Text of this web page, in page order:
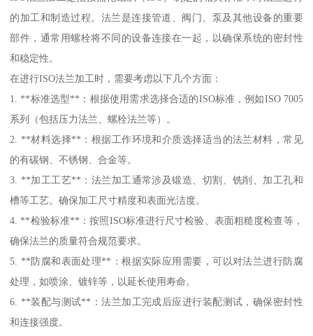
的加工和制造过程。法兰是连接管道、阀门、泵及其他设备的重要
部件，通常用螺栓将不同的设备连接在一起，以确保系统的密封性
和稳定性。
在进行ISO法兰加工时，需要考虑以下几个方面：
1. **标准选型**：根据使用需求选择合适的ISO标准，例如ISO 7005
系列（包括压力法兰、螺栓法兰等）。
2. **材料选择**：根据工作环境和介质选择适当的法兰材料，常见
的有碳钢、不锈钢、合金等。
3. **加工工艺**：法兰加工通常涉及锻造、切割、铣削、加工孔和
槽等工艺。确保加工尺寸精度和表面光洁度。
4. **检验标准**：按照ISO标准进行尺寸检验、表面粗糙度检查等，
确保法兰的质量符合规范要求。
5. **防腐和表面处理**：根据实际应用需要，可以对法兰进行防腐
处理，如喷涂、镀锌等，以延长使用寿命。
6. **装配与测试**：法兰加工完成后应进行装配测试，确保密封性
和连接强度。